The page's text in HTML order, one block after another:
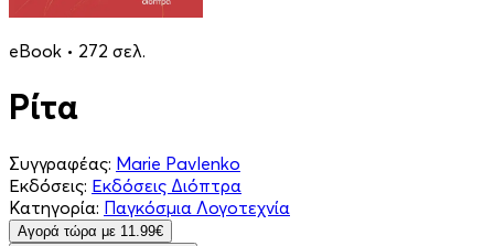
eBook • 272 σελ.
Ρίτα
Συγγραφέας: Marie Pavlenko
Εκδόσεις: Εκδόσεις Διόπτρα
Κατηγορία: Παγκόσμια Λογοτεχνία
Aγορά τώρα με 11.99€